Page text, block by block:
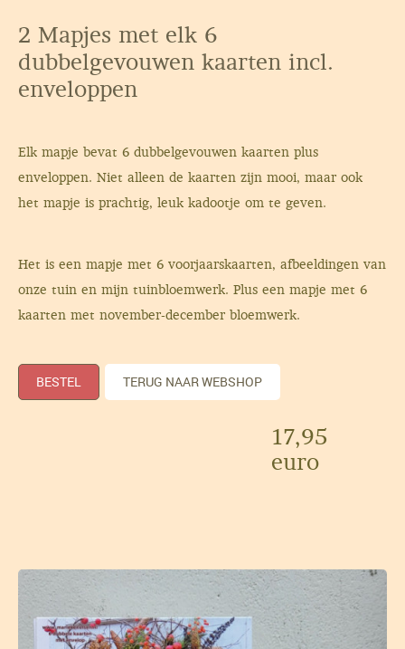
2 Mapjes met elk 6
dubbelgevouwen kaarten incl.
enveloppen
Elk mapje bevat 6 dubbelgevouwen kaarten plus
enveloppen. Niet alleen de kaarten zijn mooi, maar ook
het mapje is prachtig, leuk kadootje om te geven.
Het is een mapje met 6 voorjaarskaarten, afbeeldingen van
onze tuin en mijn tuinbloemwerk. Plus een mapje met 6
kaarten met november-december bloemwerk.
BESTEL TERUG NAAR WEBSHOP
17,95
euro